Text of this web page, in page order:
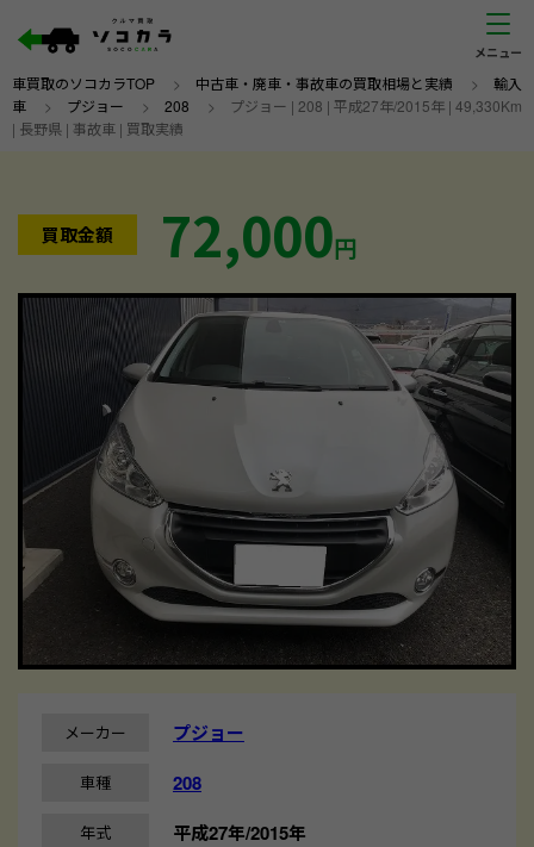
車買取のソコカラTOP > 中古車・廃車・事故車の買取相場と実績 > 輸入
車 > プジョー > 208 > プジョー | 208 | 平成27年/2015年 | 49,330Km
| 長野県 | 事故車 | 買取実績
買取金額 72,000円
メーカー プジョー
車種 208
年式 平成27年/2015年